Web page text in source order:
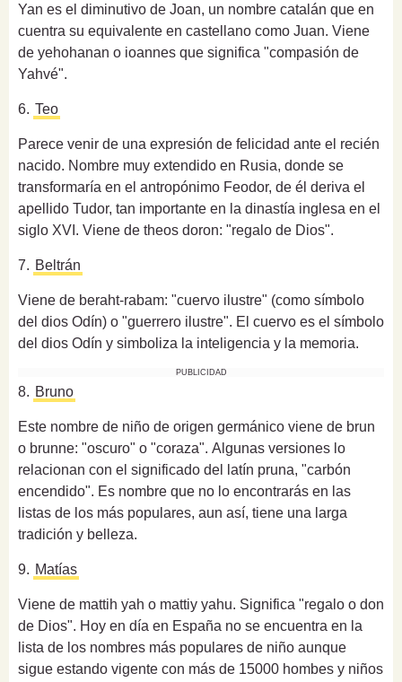
Yan es el diminutivo de Joan, un nombre catalán que en
cuentra su equivalente en castellano como Juan. Viene
de yehohanan o ioannes que significa "compasión de
Yahvé".
6. Teo
Parece venir de una expresión de felicidad ante el recién
nacido. Nombre muy extendido en Rusia, donde se
transformaría en el antropónimo Feodor, de él deriva el
apellido Tudor, tan importante en la dinastía inglesa en el
siglo XVI. Viene de theos doron: "regalo de Dios".
7. Beltrán
Viene de beraht-rabam: "cuervo ilustre" (como símbolo
del dios Odín) o "guerrero ilustre". El cuervo es el símbolo
del dios Odín y simboliza la inteligencia y la memoria.
PUBLICIDAD
8. Bruno
Este nombre de niño de origen germánico viene de brun
o brunne: "oscuro" o "coraza". Algunas versiones lo
relacionan con el significado del latín pruna, "carbón
encendido". Es nombre que no lo encontrarás en las
listas de los más populares, aun así, tiene una larga
tradición y belleza.
9. Matías
Viene de mattih yah o mattiy yahu. Significa "regalo o don
de Dios". Hoy en día en España no se encuentra en la
lista de los nombres más populares de niño aunque
sigue estando vigente con más de 15000 hombes y niños